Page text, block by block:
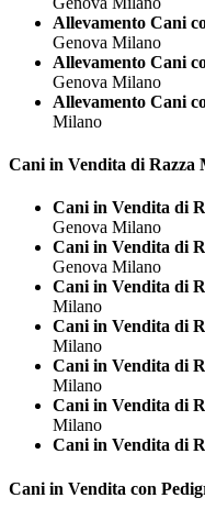
Allevamento Cani
Genova Milano
Allevamento Cani
Genova Milano
Allevamento Cani
Milano
Cani in Vendita di Razza
Cani in Vendita di
Genova Milano
Cani in Vendita di
Genova Milano
Cani in Vendita di
Milano
Cani in Vendita di
Milano
Cani in Vendita di
Milano
Cani in Vendita di
Milano
Cani in Vendita di
Cani in Vendita con